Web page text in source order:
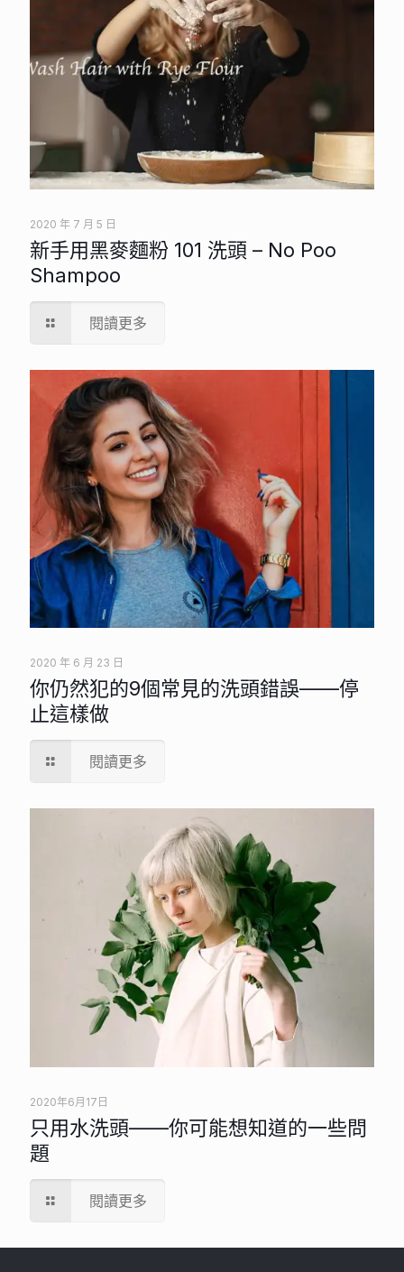
2020 年 7 月 5 日
新手用黑麥麵粉 101 洗頭 – No Poo
Shampoo
閱讀更多
2020 年 6 月 23 日
你仍然犯的9個常見的洗頭錯誤——停
止這樣做
閱讀更多
2020年6月17日
只用水洗頭——你可能想知道的一些問
題
閱讀更多